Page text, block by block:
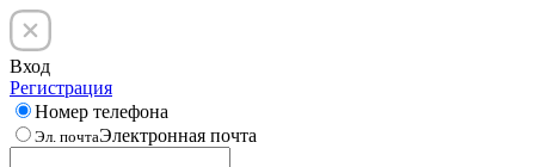
Вход
Регистрация
Номер телефона
Эл. почтаЭлектронная почта